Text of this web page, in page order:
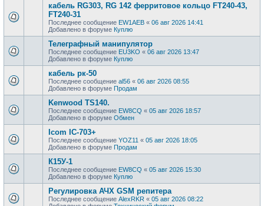
кабель RG303, RG 142 ферритовое кольцо FT240-43,
FT240-31
Последнее сообщение EW1AEB « 06 авг 2026 14:41
Добавлено в форуме Куплю
Телеграфный манипулятор
Последнее сообщение EU3KO « 06 авг 2026 13:47
Добавлено в форуме Куплю
кабель рк-50
Последнее сообщение al56 « 06 авг 2026 08:55
Добавлено в форуме Продам
Kenwood TS140.
Последнее сообщение EW8CQ « 05 авг 2026 18:57
Добавлено в форуме Обмен
Icom IC-703+
Последнее сообщение YOZ11 « 05 авг 2026 18:05
Добавлено в форуме Продам
К15У-1
Последнее сообщение EW8CQ « 05 авг 2026 15:30
Добавлено в форуме Куплю
Регулировка АЧХ GSM репитера
Последнее сообщение AlexRKR « 05 авг 2026 08:22